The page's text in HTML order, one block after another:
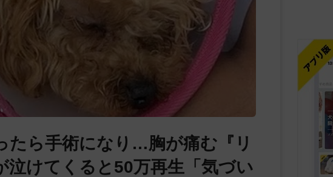
たら手術になり…胸が痛む『リ
泣けてくると50万再生「気づい